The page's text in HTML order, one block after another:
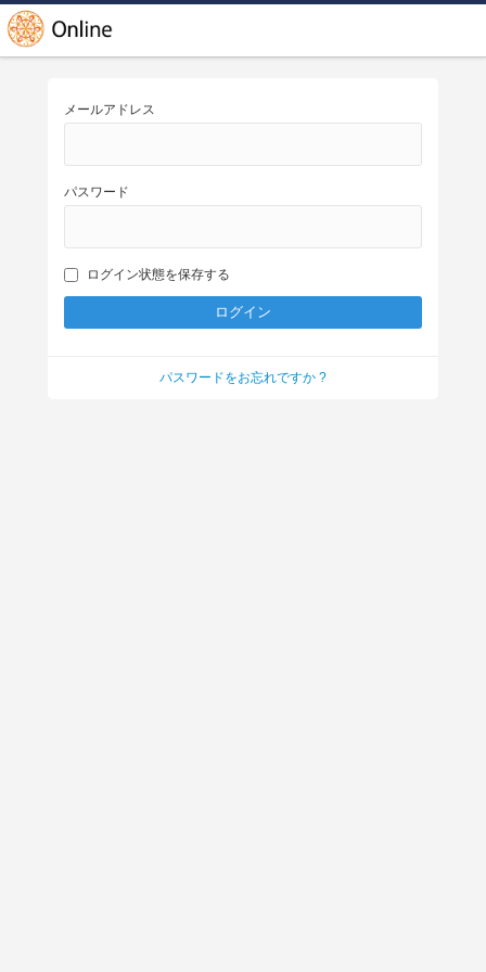
メールアドレス
パスワード
ログイン状態を保存する
パスワードをお忘れですか ?